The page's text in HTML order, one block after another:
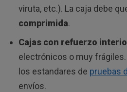
viruta, etc.). La caja debe
comprimida.
Cajas con refuerzo
electrónicos o muy
los estandares de pruebas
envíos.